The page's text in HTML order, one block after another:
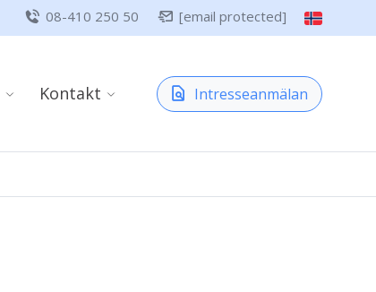
08-410 250 50 [email protected]
Kontakt Intresseanmälan